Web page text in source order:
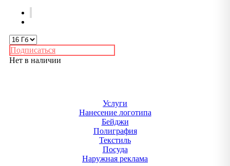
Подписаться
Нет в наличии
Услуги
Нанесение логотипа
Бейджи
Полиграфия
Текстиль
Посуда
Наружная реклама